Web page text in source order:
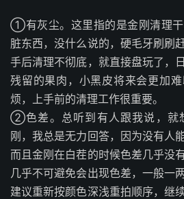
①有灰尘。这里指的是金刚清理干
脏东西，没什么说的，硬毛牙刷刷
手后清理不彻底，就直接盘玩了，
残留的果肉，小黑皮将来会更加
烦，上手前的清理工作很重要。
②色差。总听到有人跟我说，就
刚，我总是无力回答，因为没有人
而且金刚在白茬的时候色差几乎没
几乎不可避免会出现色差，一般一
建议重新按颜色深浅重拍顺序，继